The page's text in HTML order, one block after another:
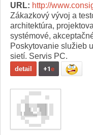
URL: http://
Zákazkový vývoj a
architektúra,
systémové,
Poskytovanie služieb
sietí. Servis PC.
detail +1e